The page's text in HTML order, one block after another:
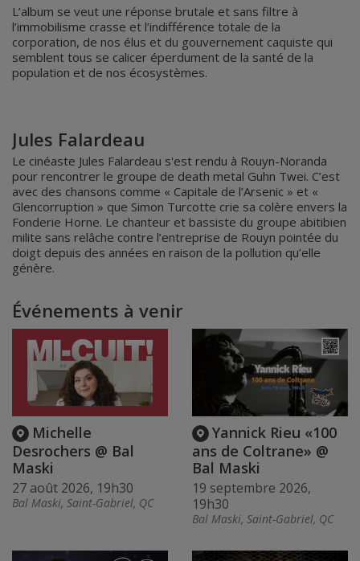
L’album se veut une réponse brutale et sans filtre à
l’immobilisme crasse et l’indifférence totale de la
corporation, de nos élus et du gouvernement caquiste qui
semblent tous se calicer éperdument de la santé de la
population et de nos écosystèmes.
Jules Falardeau
Le cinéaste Jules Falardeau s'est rendu à Rouyn-Noranda
pour rencontrer le groupe de death metal Guhn Twei. C’est
avec des chansons comme « Capitale de l’Arsenic » et «
Glencorruption » que Simon Turcotte crie sa colère envers la
Fonderie Horne. Le chanteur et bassiste du groupe abitibien
milite sans relâche contre l’entreprise de Rouyn pointée du
doigt depuis des années en raison de la pollution qu’elle
génère.
Événements à venir
Michelle
Desrochers @ Bal
Maski
27 août 2026, 19h30
Bal Maski, Saint-Gabriel, QC
Yannick Rieu «100
ans de Coltrane» @
Bal Maski
19 septembre 2026,
19h30
Bal Maski, Saint-Gabriel, QC